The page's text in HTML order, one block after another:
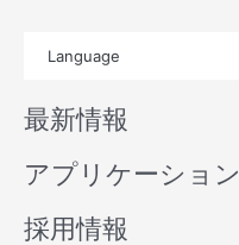
u
b
e
i
n
Language
最新情報
アプリケーション
採用情報